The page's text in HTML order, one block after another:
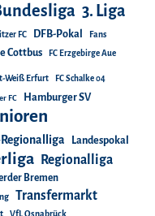
3. Liga
FC DFB-Pokal Fans
Cottbus FC Erzgebirge Aue
Weiß Erfurt FC Schalke 04
FC Hamburger SV
Landespokal
Regionalliga
Bremen
Transfermarkt
VfL Osnabrück